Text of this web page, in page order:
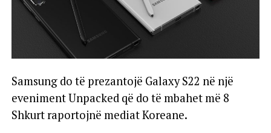
Samsung do të prezantojë Galaxy S22 në një
eveniment Unpacked që do të mbahet më 8
Shkurt raportojnë mediat Koreane.